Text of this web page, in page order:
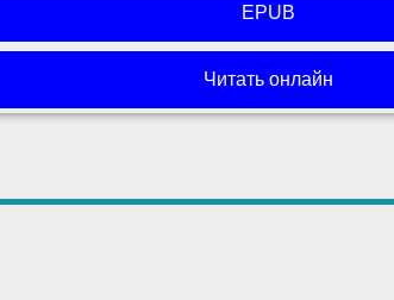
EPUB
Читать онлайн